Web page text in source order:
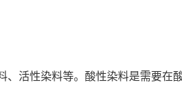
活性染料等。酸性染料是需要在